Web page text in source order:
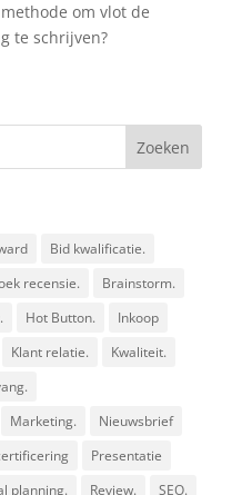
om vlot de
te schrijven?
Bid kwalificatie.
recensie.
Brainstorm.
Hot Button.
Inkoop
Klant relatie.
Kwaliteit.
Marketing.
Nieuwsbrief
Presentatie
planning. Review.
SEO.